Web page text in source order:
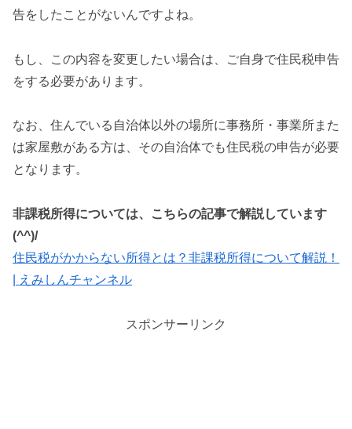
告をしたことがないんですよね。
もし、この内容を変更したい場合は、ご自身で住民税申告
をする必要があります。
なお、住んでいる自治体以外の場所に事務所・事業所また
は家屋敷がある方は、その自治体でも住民税の申告が必要
となります。
非課税所得については、こちらの記事で解説しています
(^^)/
住民税がかからない所得とは？非課税所得について解説！
| えみしんチャンネル
スポンサーリンク